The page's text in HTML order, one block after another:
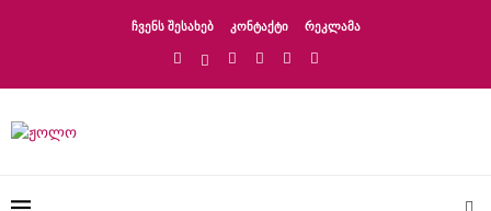
ᲩᲕᲔᲜᲡ ᲨᲔᲡᲐᲮᲔᲑ ᲙᲝᲜᲢᲐᲥᲢᲘ ᲠᲔᲙᲚᲐᲛᲐ